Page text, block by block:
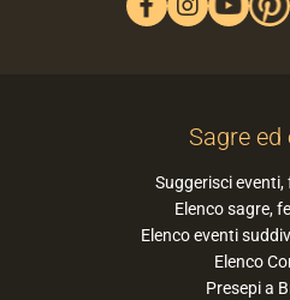
Sagre ed
Suggerisci eventi,
Elenco sagre,
Elenco eventi
Elenco
Presepi a